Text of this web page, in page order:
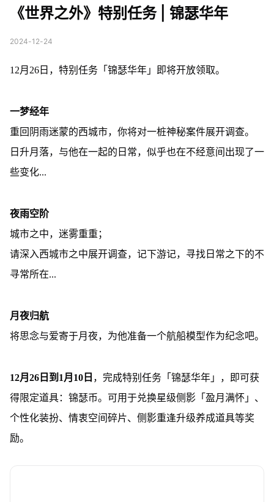
《世界之外》特别任务 | 锦瑟华年
2024-12-24
12月26日，特别任务「锦瑟华年」即将开放领取。
一梦经年
重回阴雨迷蒙的西城市，你将对一桩神秘案件展开调查。
日升月落，与他在一起的日常，似乎也在不经意间出现了一
些变化...
夜雨空阶
城市之中，迷雾重重；
请深入西城市之中展开调查，记下游记，寻找日常之下的不
寻常所在...
月夜归航
将思念与爱寄于月夜，为他准备一个航船模型作为纪念吧。
12月26日到1月10日 ，完成特别任务「锦瑟华年」，即可获
得限定道具：锦瑟币。可用于兑换星级侧影「盈月满怀」、
个性化装扮、情衷空间碎片、侧影重逢升级养成道具等奖
励。